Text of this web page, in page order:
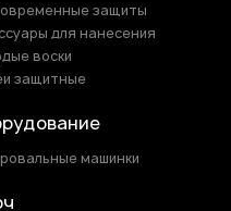
защиты
для нанесения
воски
защитные
машинки